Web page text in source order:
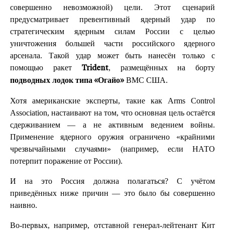
совершенно невозможной) цели. Этот сценарий
предусматривает превентивный ядерный удар по
стратегическим ядерным силам России с целью
уничтожения большей части российского ядерного
арсенала. Такой удар может быть нанесён только с
помощью ракет Trident, размещённых на борту
подводных лодок типа «Огайо»ВМС США.
Хотя американские эксперты, такие как Arms Control
Association, настаивают на том, что основная цель остаётся
сдерживанием — а не активным ведением войны.
Применение ядерного оружия ограничено «крайними
чрезвычайными случаями» (например, если НАТО
потерпит поражение от России).
И на это Россия должна полагаться? С учётом
приведённых ниже причин — это было бы совершенно
наивно.
Во-первых, например, отставной генерал-лейтенант Кит